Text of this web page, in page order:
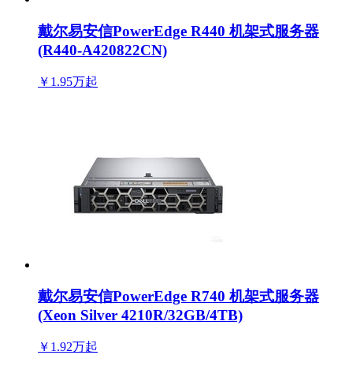
戴尔易安信PowerEdge R440 机架式服务器
(R440-A420822CN)
￥1.95万起
戴尔易安信PowerEdge R740 机架式服务器
(Xeon Silver 4210R/32GB/4TB)
￥1.92万起